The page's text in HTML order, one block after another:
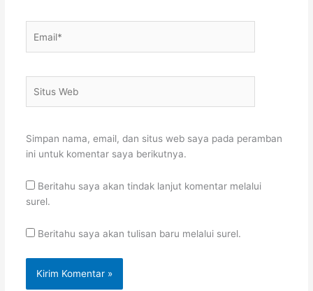
Web
Simpan nama, email, dan situs web saya pada peramban
ini untuk komentar saya berikutnya.
Beritahu saya akan tindak lanjut komentar melalui
surel.
Beritahu saya akan tulisan baru melalui surel.